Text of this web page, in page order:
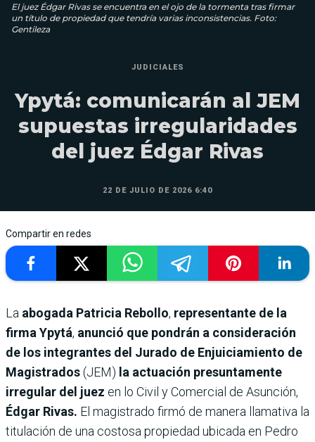
El juez Édgar Rivas se encuentra en el ojo de la tormenta tras firmar
un título de propiedad que tendría varias inconsistencias. Foto:
Gentileza
JUDICIALES
Ypytá: comunicarán al JEM
supuestas irregularidades
del juez Édgar Rivas
22 DE JULIO DE 2026 6:40
Compartir en redes
La abogada Patricia Rebollo, representante de la
firma Ypytá, anunció que pondrán a consideración
de los integrantes del Jurado de Enjuiciamiento de
Magistrados(JEM) la actuación presuntamente
irregular del juez en lo Civil y Comercial de Asunción,
Édgar Rivas. El magistrado firmó de manera llamativa la
titulación de una costosa propiedad ubicada en Pedro